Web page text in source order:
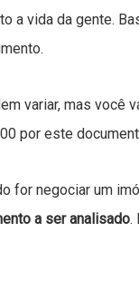
a vida da gente.
variar, mas você
por este
for negociar um
a ser analisado.